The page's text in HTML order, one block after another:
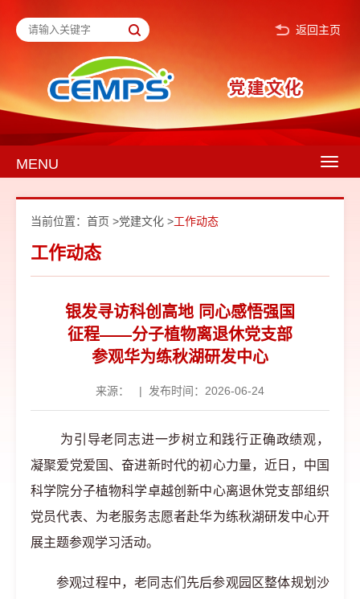
返回主页
MENU
当前位置： 首页 >党建文化 >工作动态
工作动态
银发寻访科创高地 同心感悟强国
征程——分子植物离退休党支部
参观华为练秋湖研发中心
来源： | 发布时间：2026-06-24
为引导老同志进一步树立和践行正确政绩观，
凝聚爱党爱国、奋进新时代的初心力量，近日，中国
科学院分子植物科学卓越创新中心离退休党支部组织
党员代表、为老服务志愿者赴华为练秋湖研发中心开
展主题参观学习活动。
参观过程中，老同志们先后参观园区整体规划沙